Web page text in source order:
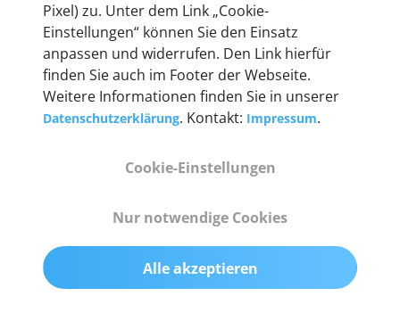
Technische Details &
Lieferumfang
Abmessungen
Gewicht
200 g
Pixel) zu. Unter dem Link „Cookie-
Einstellungen“ können Sie den Einsatz
anpassen und widerrufen. Den Link hierfür
finden Sie auch im Footer der Webseite.
Weitere Informationen finden Sie in unserer
Datenschutzerklärung. Kontakt: Impressum.
Cookie-Einstellungen
Nur notwendige Cookies
Alle akzeptieren